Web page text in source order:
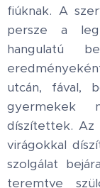
fiúknak. A
persze a
hangulatú
utcán, fával,
gyermekek
díszítettek. Az
virágokkal
szolgálat
teremtve